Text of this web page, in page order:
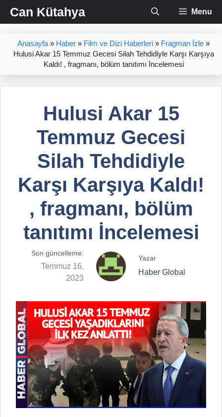
İçeriğe
atlaCan Kütahya Menu
Anasayfa » Haber » Film ve Dizi Haberleri » Fragman İzle »
Hulusi Akar 15 Temmuz Gecesi Silah Tehdidiyle Karşı Karşıya
Kaldı! , fragmanı, bölüm tanıtımı İncelemesi
Hulusi Akar 15
Temmuz Gecesi
Silah Tehdidiyle
Karşı Karşıya Kaldı!
, fragmanı, bölüm
tanıtımı İncelemesi
Son güncelleme:
Temmuz 16,
2023
Yazar
Haber Global